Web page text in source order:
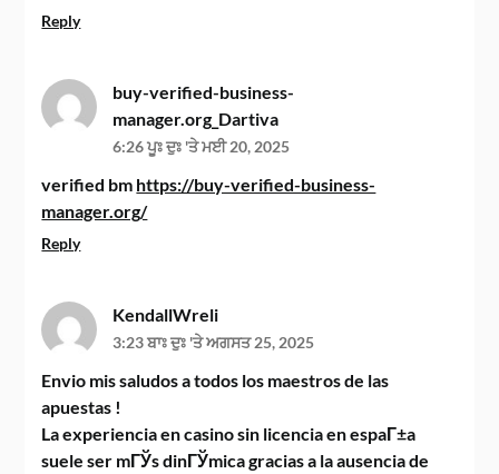
Reply
buy-verified-business-
manager.org_Dartiva
6:26 ਪੂਃ ਦੁਃ 'ਤੇ ਮਈ 20, 2025
verified bm https://buy-verified-business-
manager.org/
Reply
KendallWreli
3:23 ਬਾਃ ਦੁਃ 'ਤੇ ਅਗਸਤ 25, 2025
Envio mis saludos a todos los maestros de las
apuestas !
La experiencia en casino sin licencia en espaГ±a
suele ser mГЎs dinГЎmica gracias a la ausencia de